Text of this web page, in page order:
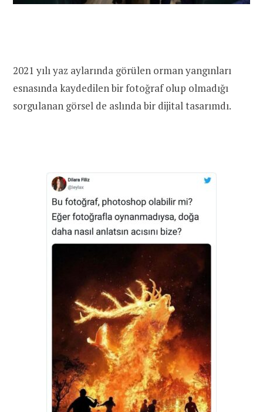
2021 yılı yaz aylarında görülen orman yangınları
esnasında kaydedilen bir fotoğraf olup olmadığı
sorgulanan görsel de aslında bir dijital tasarımdı.